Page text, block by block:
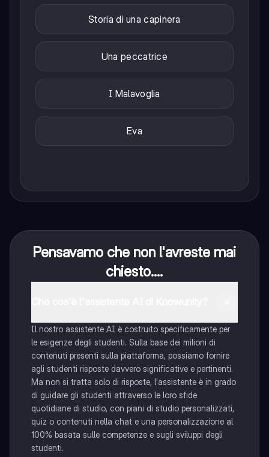
Storia di una capinera
Una peccatrice
I Malavoglia
Eva
Pensavamo che non l'avreste mai
chiesto....
Il nostro assistente AI è costruito specificamente per
le esigenze degli studenti. Sulla base dei milioni di
contenuti presenti sulla piattaforma, possiamo fornire
agli studenti risposte davvero significative e pertinenti.
Ma non si tratta solo di risposte, l'assistente è in grado
di guidare gli studenti attraverso le loro sfide
quotidiane di studio, con piani di studio personalizzati,
quiz o contenuti nella chat e una personalizzazione al
100% basata sulle competenze e sugli sviluppi degli
studenti.